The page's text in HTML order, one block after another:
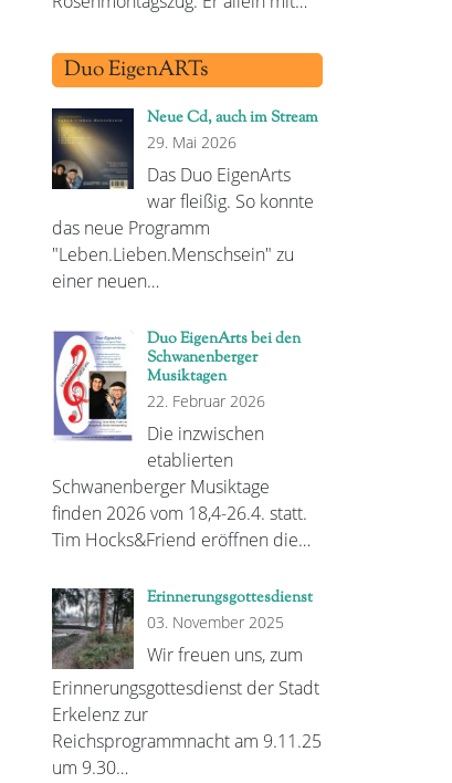
Duo EigenARTs
Neue Cd, auch im Stream
29. Mai 2026
Das Duo EigenArts
war fleißig. So konnte
das neue Programm
"Leben.Lieben.Menschsein" zu
einer neuen…
Duo EigenArts bei den
Schwanenberger
Musiktagen
22. Februar 2026
Die inzwischen
etablierten
Schwanenberger Musiktage
finden 2026 vom 18,4-26.4. statt.
Tim Hocks&Friend eröffnen die…
Erinnerungsgottesdienst
03. November 2025
Wir freuen uns, zum
Erinnerungsgottesdienst der Stadt
Erkelenz zur
Reichsprogrammnacht am 9.11.25
um 9.30…